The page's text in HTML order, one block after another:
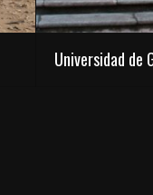
Universidad de